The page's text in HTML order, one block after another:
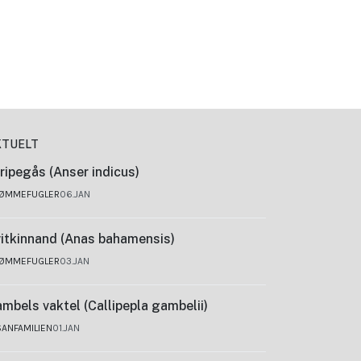
(Anser indicus)
06.JAN
(Anas bahamensis)
03.JAN
vaktel (Callipepla gambelii)
01.JAN